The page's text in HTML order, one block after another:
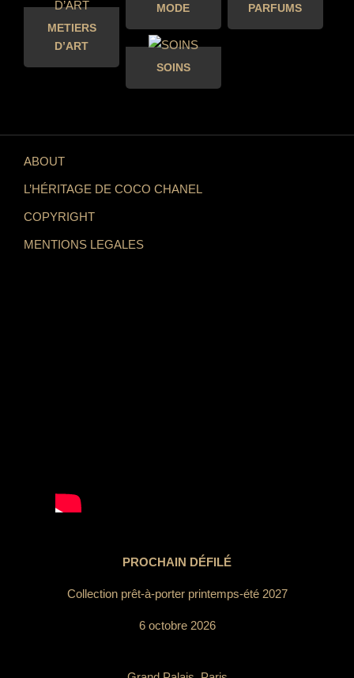
METIERS
D’ART
MODE PARFUMS
SOINS
ABOUT
L’HÉRITAGE DE COCO CHANEL
COPYRIGHT
MENTIONS LEGALES
PROCHAIN DÉFILÉ
Collection prêt-à-porter printemps-été 2027
6 octobre 2026